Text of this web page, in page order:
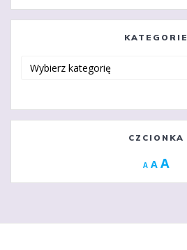
KATEGORIE
CZCIONKA
A Decrease
A Reset
A